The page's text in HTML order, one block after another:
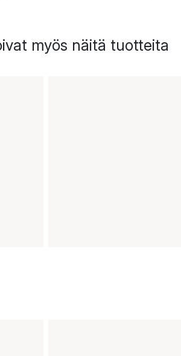
myös näitä tuotteita